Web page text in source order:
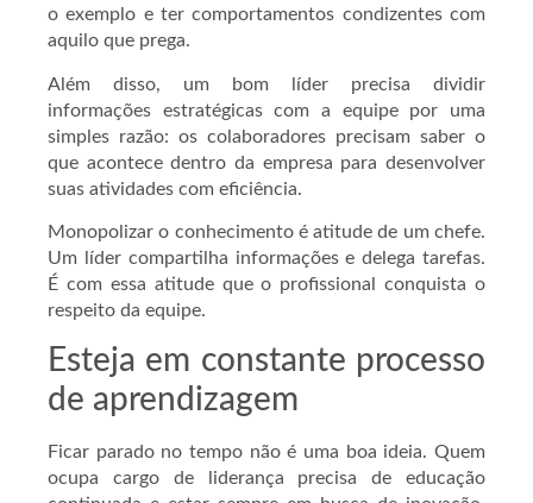
o exemplo e ter comportamentos condizentes com
aquilo que prega.
Além disso, um bom líder precisa dividir
informações estratégicas com a equipe por uma
simples razão: os colaboradores precisam saber o
que acontece dentro da empresa para desenvolver
suas atividades com eficiência.
Monopolizar o conhecimento é atitude de um chefe.
Um líder compartilha informações e delega tarefas.
É com essa atitude que o profissional conquista o
respeito da equipe.
Esteja em constante processo
de aprendizagem
Ficar parado no tempo não é uma boa ideia. Quem
ocupa cargo de liderança precisa de educação